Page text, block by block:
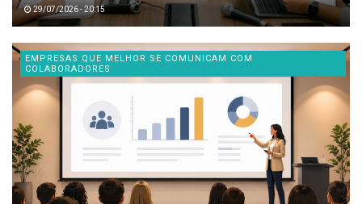
29/07/2026 - 20:15
EMPRESAS QUE MELHOR SE COMUNICAM COM
COLABORADORES